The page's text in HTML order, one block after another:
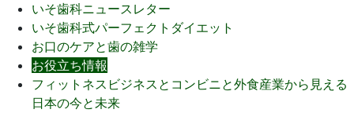
いそ歯科ニュースレター
いそ歯科式パーフェクトダイエット
お口のケアと歯の雑学
お役立ち情報
フィットネスビジネスとコンビニと外食産業から見える
日本の今と未来